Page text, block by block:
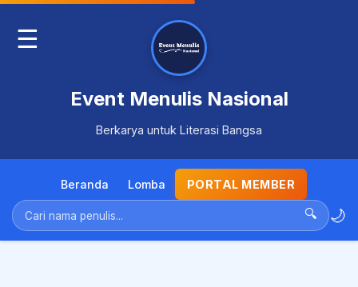
☰
Event Menulis Nasional
Berkarya untuk Literasi Bangsa
Beranda Lomba PORTAL MEMBER
🔍 🌙